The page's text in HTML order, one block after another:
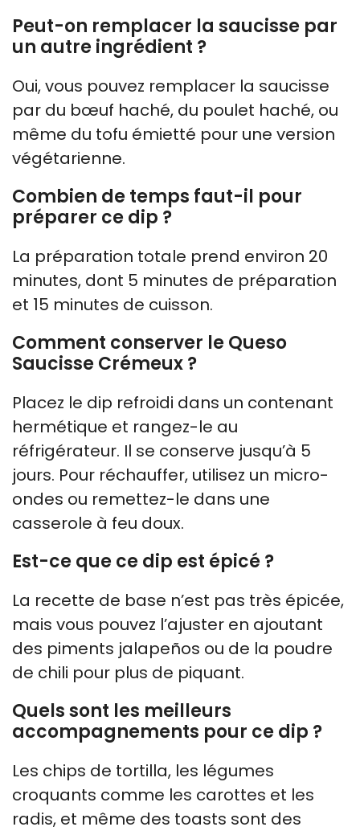
Peut-on remplacer la saucisse par
un autre ingrédient ?
Oui, vous pouvez remplacer la saucisse
par du bœuf haché, du poulet haché, ou
même du tofu émietté pour une version
végétarienne.
Combien de temps faut-il pour
préparer ce dip ?
La préparation totale prend environ 20
minutes, dont 5 minutes de préparation
et 15 minutes de cuisson.
Comment conserver le Queso
Saucisse Crémeux ?
Placez le dip refroidi dans un contenant
hermétique et rangez-le au
réfrigérateur. Il se conserve jusqu’à 5
jours. Pour réchauffer, utilisez un micro-
ondes ou remettez-le dans une
casserole à feu doux.
Est-ce que ce dip est épicé ?
La recette de base n’est pas très épicée,
mais vous pouvez l’ajuster en ajoutant
des piments jalapeños ou de la poudre
de chili pour plus de piquant.
Quels sont les meilleurs
accompagnements pour ce dip ?
Les chips de tortilla, les légumes
croquants comme les carottes et les
radis, et même des toasts sont des